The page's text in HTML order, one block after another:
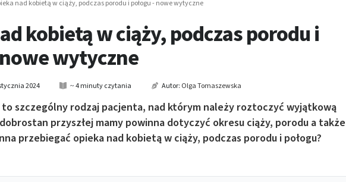
nad kobietą w ciąży, podczas porodu i połogu - nowe wytyczne
kobietą w ciąży, podczas porodu i
wytyczne
2024 ~ 4 minuty czytania Autor: Olga Tomaszewska
szczególny rodzaj pacjenta, nad którym należy roztoczyć wyjątkową
przyszłej mamy powinna dotyczyć okresu ciąży, porodu a także
przebiegać opieka nad kobietą w ciąży, podczas porodu i połogu?